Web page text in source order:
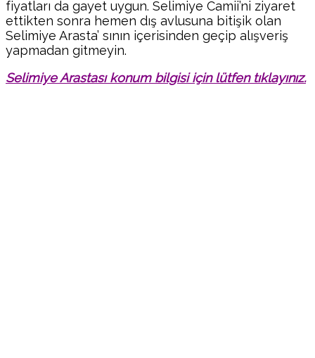
fiyatları da gayet uygun. Selimiye Camii’ni ziyaret
ettikten sonra hemen dış avlusuna bitişik olan
Selimiye Arasta’ sının içerisinden geçip alışveriş
yapmadan gitmeyin.
Selimiye Arastası konum bilgisi için lütfen tıklayınız.